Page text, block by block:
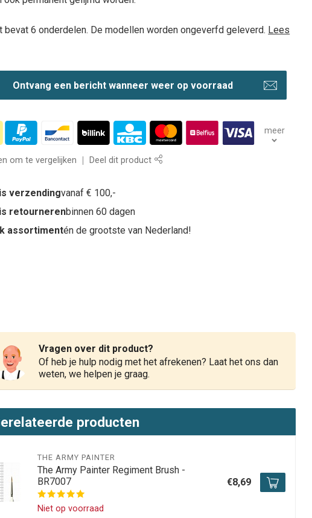
bevat 6 onderdelen. De modellen worden ongeverfd geleverd. Lees
Ontvang een bericht wanneer weer op voorraad
meer
om te vergelijken Deel dit product
verzendingvanaf € 100,-
retournerenbinnen 60 dagen
assortimentén de grootste van Nederland!
Vragen over dit product?
Of heb je hulp nodig met het afrekenen? Laat het ons dan
weten, we helpen je graag.
producten
THE ARMY PAINTER
The Army Painter Regiment Brush -
BR7007
Niet op voorraad
€8,69